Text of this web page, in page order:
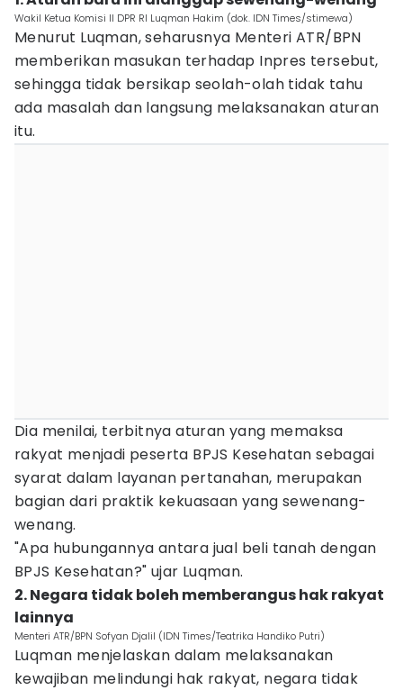
Wakil Ketua Komisi II DPR RI Luqman Hakim (dok. IDN Times/stimewa)
Menurut Luqman, seharusnya Menteri ATR/BPN
memberikan masukan terhadap Inpres tersebut,
sehingga tidak bersikap seolah-olah tidak tahu
ada masalah dan langsung melaksanakan aturan
itu.
Dia menilai, terbitnya aturan yang memaksa
rakyat menjadi peserta BPJS Kesehatan sebagai
syarat dalam layanan pertanahan, merupakan
bagian dari praktik kekuasaan yang sewenang-
wenang.
"Apa hubungannya antara jual beli tanah dengan
BPJS Kesehatan?" ujar Luqman.
2. Negara tidak boleh memberangus hak rakyat
lainnya
Menteri ATR/BPN Sofyan Djalil (IDN Times/Teatrika Handiko Putri)
Luqman menjelaskan dalam melaksanakan
kewajiban melindungi hak rakyat, negara tidak